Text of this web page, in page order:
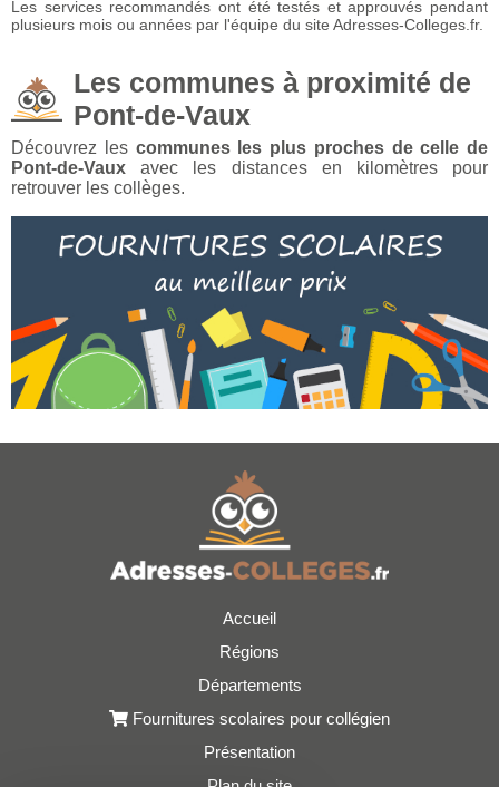
Les services recommandés ont été testés et approuvés pendant
plusieurs mois ou années par l'équipe du site Adresses-Colleges.fr.
Les communes à proximité de
Pont-de-Vaux
Découvrez les communes les plus proches de celle de
Pont-de-Vaux avec les distances en kilomètres pour
retrouver les collèges.
Accueil
Régions
Départements
Fournitures scolaires pour collégien
Présentation